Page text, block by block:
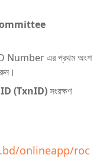
Number এর প্রথম অংশ
(TxnID)সংরক্ষণ
onlineapp/roc